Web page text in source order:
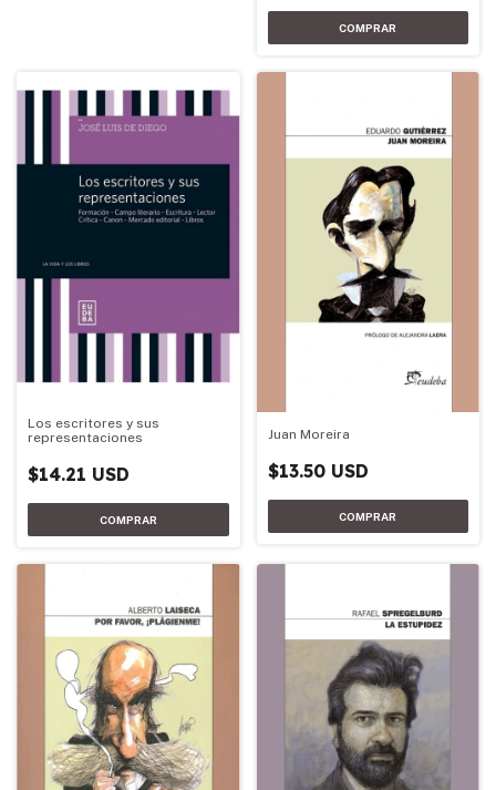
Los escritores y sus
representaciones
$14.21 USD
Juan Moreira
$13.50 USD